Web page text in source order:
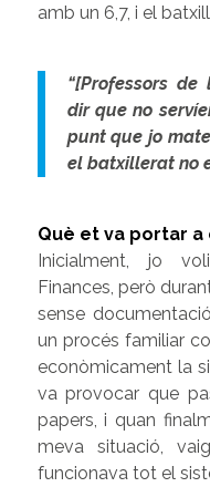
amb un 6,7, i el
“[Professors
dir que no
punt que jo
el batxillerat no
Què et va portar
Inicialment, jo
Finances, però
sense
un procés familiar
econòmicament la
va provocar que
papers, i quan
meva situació,
funcionava tot el